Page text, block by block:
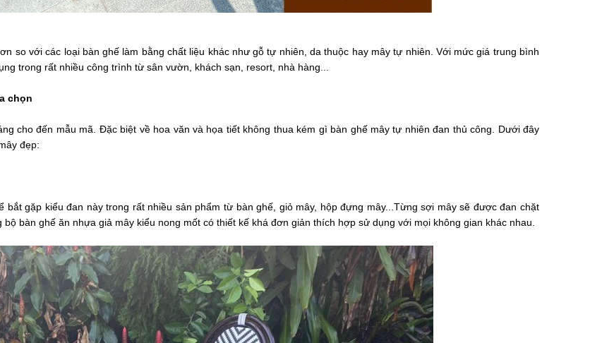
so với các loại bàn ghế làm bằng chất liệu khác như gỗ tự nhiên, da thuộc hay mây tự nhiên. Với mức giá trung bình
trong rất nhiều công trình từ sân vườn, khách sạn, resort, nhà hàng...
chọn
cho đến mẫu mã. Đặc biệt về hoa văn và họa tiết không thua kém gì bàn ghế mây tự nhiên đan thủ công. Dưới đây
đẹp:
gặp kiểu đan này trong rất nhiều sản phẩm từ bàn ghế, giỏ mây, hộp đựng mây...Từng sợi mây sẽ được đan chặt
bàn ghế ăn nhựa giả mây kiểu nong mốt có thiết kế khá đơn giản thích hợp sử dụng với mọi không gian khác nhau.